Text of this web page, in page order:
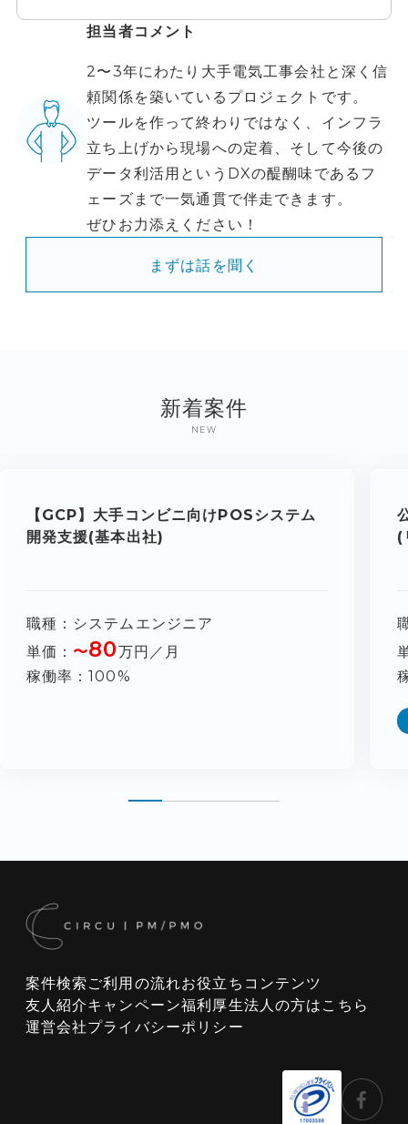
担当者コメント
2〜3年にわたり大手電気工事会社と深く信
頼関係を築いているプロジェクトです。
ツールを作って終わりではなく、インフラ
立ち上げから現場への定着、そして今後の
データ利活用というDXの醍醐味であるフ
ェーズまで一気通貫で伴走できます。
ぜひお力添えください！
まずは話を聞く
新着案件
NEW
【GCP】大手コンビニ向けPOSシステム
開発支援(基本出社)
職種
システムエンジニア
単価
〜80万円／月
稼働率
100%
(
案件検索 ご利用の流れお役立ちコンテンツ
友人紹介キャンペーン福利厚生法人の方はこちら
運営会社プライバシーポリシー